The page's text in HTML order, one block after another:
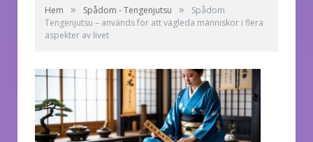
Hem » Spådom - Tengenjutsu »
Spådom
Tengenjutsu – används för att vägleda människor i flera
aspekter av livet